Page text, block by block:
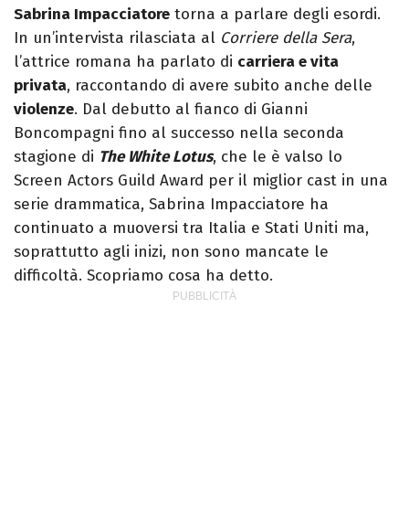
Pixar).
Sabrina Impacciatore torna a parlare degli esordi.
In un’intervista rilasciata al Corriere della Sera,
l’attrice romana ha parlato di carriera e vita
privata, raccontando di avere subito anche delle
violenze. Dal debutto al fianco di Gianni
Boncompagni fino al successo nella seconda
stagione di The White Lotus, che le è valso lo
Screen Actors Guild Award per il miglior cast in una
serie drammatica, Sabrina Impacciatore ha
continuato a muoversi tra Italia e Stati Uniti ma,
soprattutto agli inizi, non sono mancate le
difficoltà. Scopriamo cosa ha detto.